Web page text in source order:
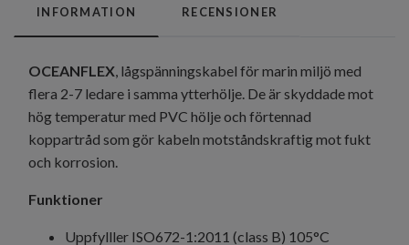
INFORMATION RECENSIONER
OCEANFLEX, lågspänningskabel för marin miljö med
flera 2-7 ledare i samma ytterhölje. De är skyddade mot
hög temperatur med PVC hölje och förtennad
koppartråd som gör kabeln motståndskraftig mot fukt
och korrosion.
Funktioner
Uppfylller ISO672-1:2011 (class B) 105°C